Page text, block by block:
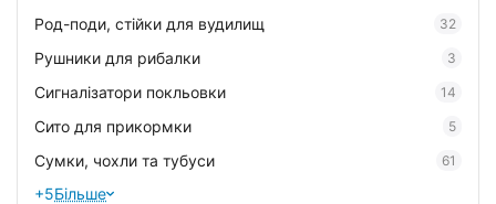
Род-поди, стійки для вудилищ 32
Рушники для рибалки 3
Сигналізатори покльовки 14
Сито для прикормки 5
Сумки, чохли та тубуси 61
+5Більше